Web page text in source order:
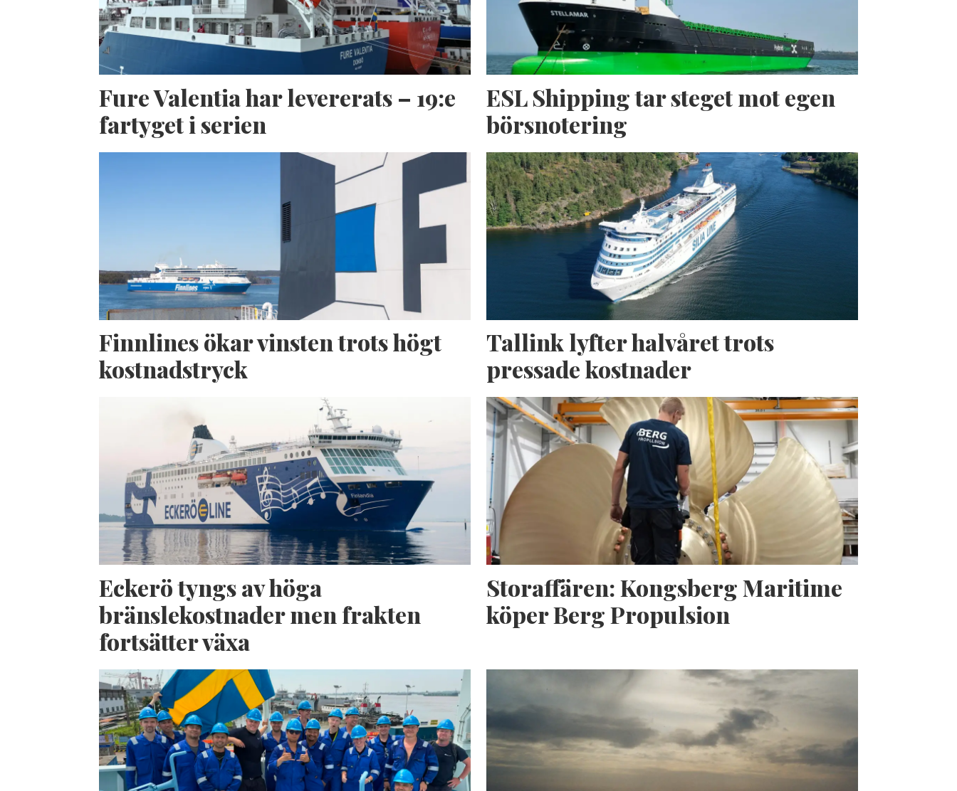
Fure Valentia har levererats – 19:e
fartyget i serien
ESL Shipping tar steget mot egen
börsnotering
Finnlines ökar vinsten trots högt
kostnadstryck
Tallink lyfter halvåret trots
pressade kostnader
Eckerö tyngs av höga
bränslekostnader men frakten
fortsätter växa
Storaffären: Kongsberg Maritime
köper Berg Propulsion